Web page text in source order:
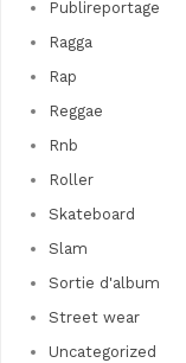
Publireportage
Ragga
Rap
Reggae
Rnb
Roller
Skateboard
Slam
Sortie d'album
Street wear
Uncategorized